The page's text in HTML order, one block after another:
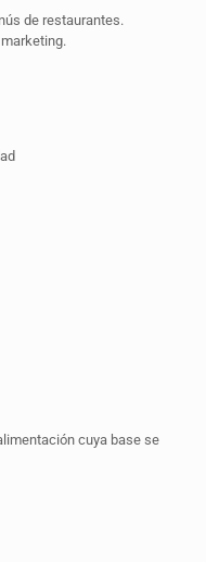
de restaurantes.
cuya base se